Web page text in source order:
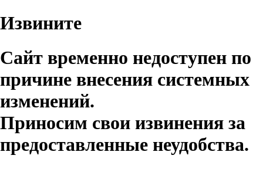
Извините
Сайт временно недоступен по
причине внесения системных
изменений.
Приносим свои извинения за
предоставленные неудобства.